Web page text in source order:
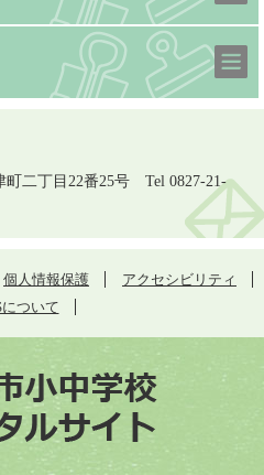
二丁目22番25号 Tel 0827-21-
個人情報保護
アクセシビリティ
について